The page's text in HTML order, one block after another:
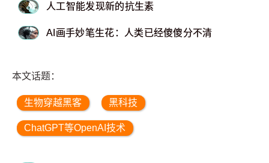
人工智能发现新的抗生素
AI画手妙笔生花：人类已经傻傻分不清
本文话题：
生物穿越黑客 黑科技
ChatGPT等OpenAI技术